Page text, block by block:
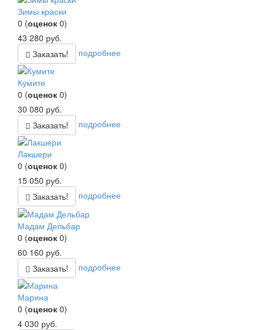
Зимы краски
0 (оценок 0)
43 280 руб.
Заказать!
подробнее
Кумите
0 (оценок 0)
30 080 руб.
Заказать!
подробнее
Лакшери
0 (оценок 0)
15 050 руб.
Заказать!
подробнее
Мадам Дельбар
0 (оценок 0)
60 160 руб.
Заказать!
подробнее
Марина
0 (оценок 0)
4 030 руб.